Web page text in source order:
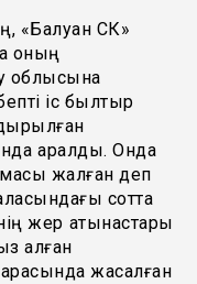
«Балуан СК»
оның
облысына
іс былтыр
қаралды. Онда
жалған деп
сотта
жер қатынастары
алған
арасында жасалған